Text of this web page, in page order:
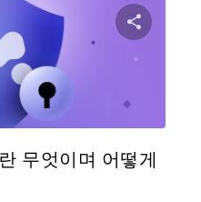
무엇이며 어떻게